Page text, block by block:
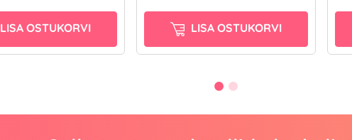
LISA OSTUKORVI LISA OSTUKORVI